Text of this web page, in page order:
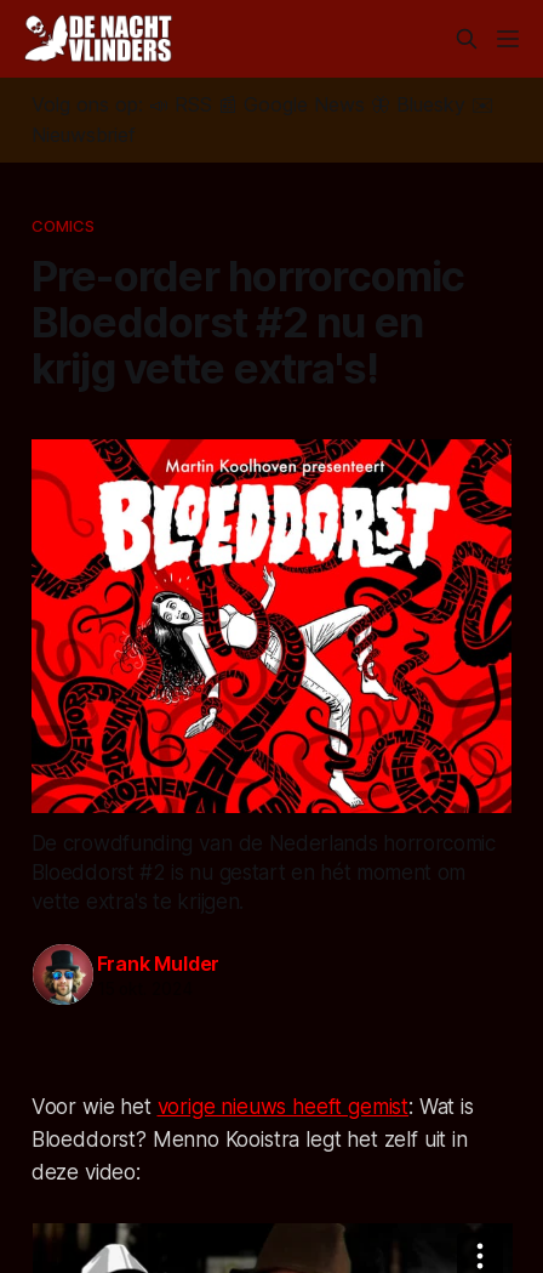
Volg ons op: 📣 RSS 📰 Google News 🦋 Bluesky
✉️
Nieuwsbrief
COMICS
Pre-order horrorcomic
Bloeddorst #2 nu en
krijg vette extra's!
De crowdfunding van de Nederlands horrorcomic
Bloeddorst #2 is nu gestart en hét moment om
vette extra's te krijgen.
Frank Mulder
Voor wie het vorige nieuws heeft gemist: Wat is
Bloeddorst? Menno Kooistra legt het zelf uit in
deze video: